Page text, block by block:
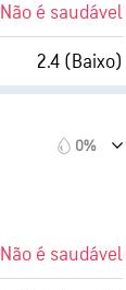
Não é saudável
2.4 (Baixo)
66%
0%
Não é saudável